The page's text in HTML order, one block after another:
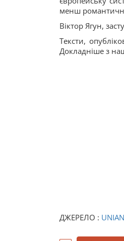
менш
Віктор Ягун,
Тексти,
Докладніше з
ДЖЕРЕЛО : UNIAN